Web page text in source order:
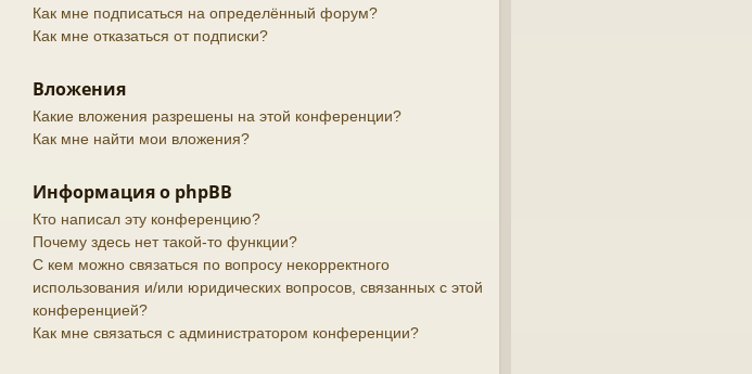
Как мне подписаться на определённый форум?
Как мне отказаться от подписки?
Вложения
Какие вложения разрешены на этой конференции?
Как мне найти мои вложения?
Информация о phpBB
Кто написал эту конференцию?
Почему здесь нет такой-то функции?
С кем можно связаться по вопросу некорректного
использования и/или юридических вопросов, связанных с этой
конференцией?
Как мне связаться с администратором конференции?